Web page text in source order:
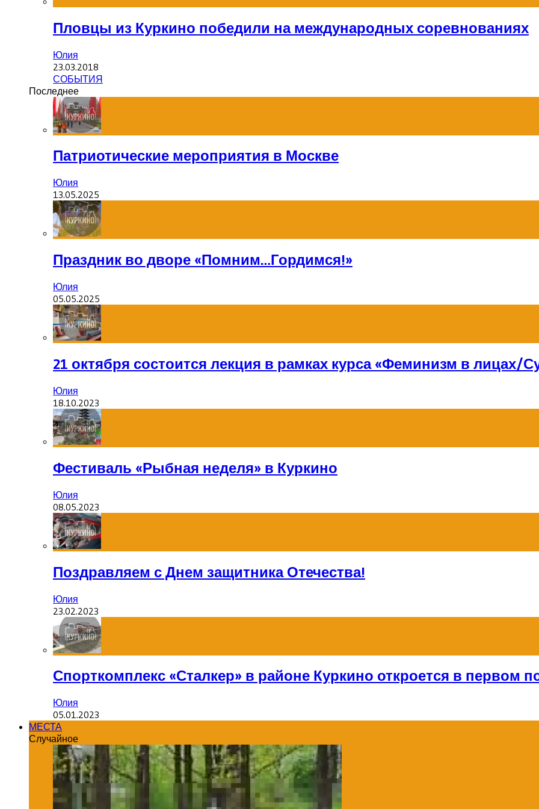
Пловцы из Куркино победили на международных соревнованиях
Юлия
23.03.2018
СОБЫТИЯ
Последнее
Патриотические мероприятия в Москве
Юлия
13.05.2025
Праздник во дворе «Помним…Гордимся!»
Юлия
05.05.2025
21 октября состоится лекция в рамках курса «Феминизм в лицах/
Юлия
18.10.2023
Фестиваль «Рыбная неделя» в Куркино
Юлия
08.05.2023
Поздравляем с Днем защитника Отечества!
Юлия
23.02.2023
Спорткомплекс «Сталкер» в районе Куркино откроется в первом
Юлия
05.01.2023
МЕСТА
Случайное